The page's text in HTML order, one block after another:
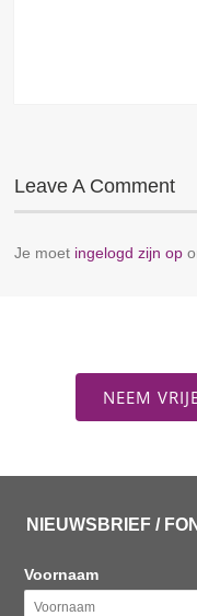
Leave A Comment
Je moet ingelogd zijn op
NEEM
NIEUWSBRIEF /
Voornaam